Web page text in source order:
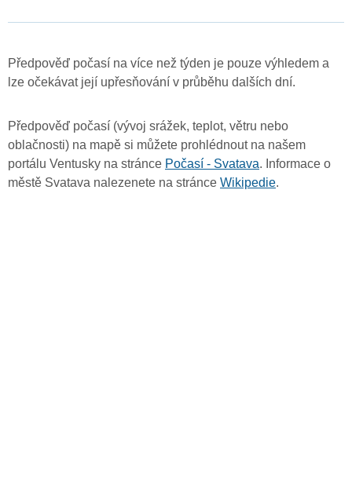
Předpověď počasí na více než týden je pouze výhledem a
lze očekávat její upřesňování v průběhu dalších dní.
Předpověď počasí (vývoj srážek, teplot, větru nebo
oblačnosti) na mapě si můžete prohlédnout na našem
portálu Ventusky na stránce Počasí - Svatava. Informace o
městě Svatava nalezenete na stránce Wikipedie.